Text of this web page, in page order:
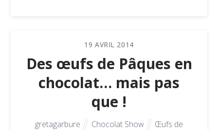
19 AVRIL 2014
Des œufs de Pâques en
chocolat… mais pas
que !
gretagarbure Chocolat Show
Œufs de